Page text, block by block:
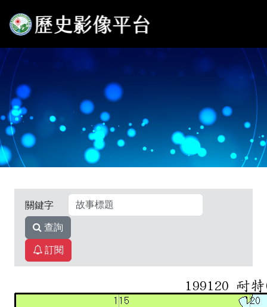
關鍵字
查詢
訂閱